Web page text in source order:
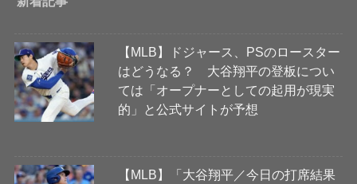
【MLB】ドジャース、PSのロースター
はどうなる？ 大谷翔平の登板につい
ては「オープナーとしての起用が現実
的」と公式サイトが予想
【MLB】「大谷翔平／今日の打席結果